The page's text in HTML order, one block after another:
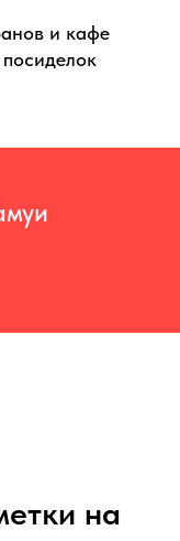
и кафе
на